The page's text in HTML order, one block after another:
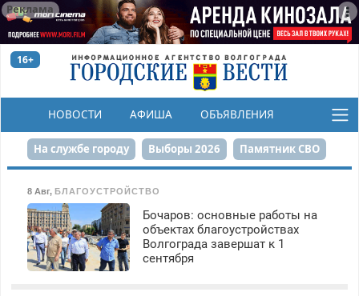
Реклама
16+
НОВОСТИ АФИША ОБЪЯВЛЕНИЯ
КОНКУРСЫ
На службе городу Выборы 2026 Памятник СВО
Сталинград в сердце
Набережная День Победы Реконструкция ЦПКиО
80-летие Победы Парк Героев-летчиков
8 Авг, БЛАГОУСТРОЙСТВО
Бочаров: основные работы на
объектах благоустройствах
Волгограда завершат к 1
сентября